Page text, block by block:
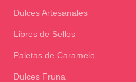
Dulces Artesanales
Libres de Sellos
Paletas de Caramelo
Dulces Fruna